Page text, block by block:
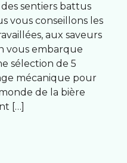
sentiers battus
vous conseillons les
aux saveurs
vous embarque
sélection de 5
mécanique pour
de la bière
[…]